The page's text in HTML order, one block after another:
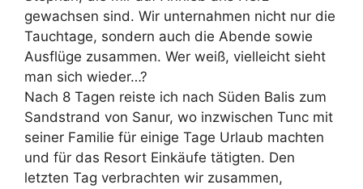
gewachsen sind. Wir unternahmen nicht nur die
Tauchtage, sondern auch die Abende sowie
Ausflüge zusammen. Wer weiß, vielleicht sieht
man sich wieder…?
Nach 8 Tagen reiste ich nach Süden Balis zum
Sandstrand von Sanur, wo inzwischen Tunc mit
seiner Familie für einige Tage Urlaub machten
und für das Resort Einkäufe tätigten. Den
letzten Tag verbrachten wir zusammen,